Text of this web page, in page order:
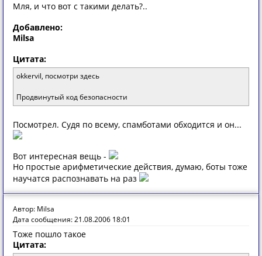
Мля, и что вот с такими делать?..
Добавлено:
Milsa
Цитата:
okkervil, посмотри здесь
Продвинутый код безопасности
Посмотрел. Судя по всему, спамботами обходится и он...
Вот интересная вещь -
Но простые арифметические действия, думаю, боты тоже
научатся распознавать на раз
Автор: Milsa
Дата сообщения: 21.08.2006 18:01
Тоже пошло такое
Цитата: